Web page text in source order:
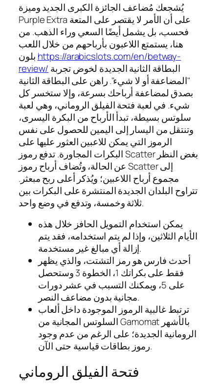
يُشجعك مُضاعف الجائزة الكبرى الجديد وميزة
Purple Extra على أن الأمر لا يقتصر على المتعة
فحسب، بل يشمل أيضًا السعي وراء الذهب. من
هنا، يستمتع اللاعبون بأرباحهم من خلال اللعب
https://arabicslots.com/en/betway-
review/
"المضاعفة أو لا شيء". راهن على البطاقة الثانية
بصدق لمضاعفة أرباحك بسرعة، وإلا ستخسر كل
شيء. في لعبة فتحة الفيلق الروماني، وهي لعبة
سلوتس بسيطة، تبدأ الأرباح من البكرة اليسرى،
وتنتقل من اليسار إلى اليمين للحصول على نفس
الرموز التي يمكن للاعبين العثور عليها على
البكرات المجاورة. تدفع رموز Scatter بغض النظر
عن الحالة، وتُضاف أرباح رموز Scatter إلى
مجموع أرباح اللاعبين؛ ويُذكر أعلى ربح مبعثر.
تتراوح البلدان الجديدة المنتشرة على البكرات بين
ثلاثة وخمسة، وتدفع في وضع واحد.
يمكن استخدام التمويل الحافز خلال هذه
الأيام الثلاثين، وإذا لم يتم استخدامه، فقد يتم
إزالة أي مبالغ غير مستخدمة.
أحدث فارس هو رمز التشتت، والذي يظهر
فقط على بكراتك 1، الخطوة 3 وستحصل
على 5، ويمكنك التسبب في عشر دورات
مجانية بدون مضاعف النصر.
ترتبط غالبية الرموز الموجودة داخل ألعاب
السلوتس المجانية من Gamomat بالأشهر
الرومانية الجديدة؛ على الرغم من عدم وجود
رموز بطاقات قياسية حتى الآن.
فتحة الفيلق الروماني